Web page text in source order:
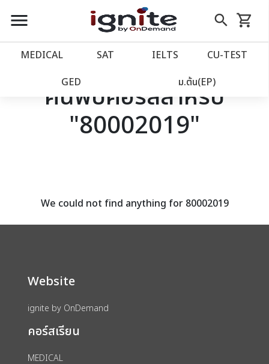
close
account_balance หน้าแรก
เว็บไซต์อิกไนท์
โปรโมชั่น
assignment ลงทะเบียน
menu search
Skip
to
shopping_cart
รถเข็น
MEDICAL SAT IELTS CU‑TEST
GED ม.ต้น(EP)
ค้นพบคอร์สสำหรับ
"80002019"
We could not find anything for 80002019
Website
ignite by OnDemand
คอร์สเรียน
MEDICAL